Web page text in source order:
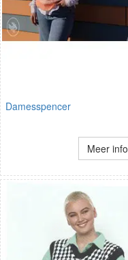
Damesspencer
Meer info